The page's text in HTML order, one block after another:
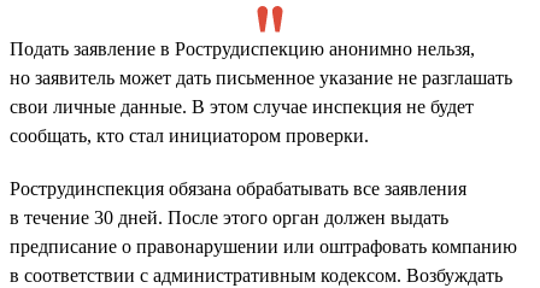
Подать заявление в Рострудиспекцию анонимно нельзя,
но заявитель может дать письменное указание не разглашать
свои личные данные. В этом случае инспекция не будет
сообщать, кто стал инициатором проверки.
Рострудинспекция обязана обрабатывать все заявления
в течение 30 дней. После этого орган должен выдать
предписание о правонарушении или оштрафовать компанию
в соответствии с административным кодексом. Возбуждать